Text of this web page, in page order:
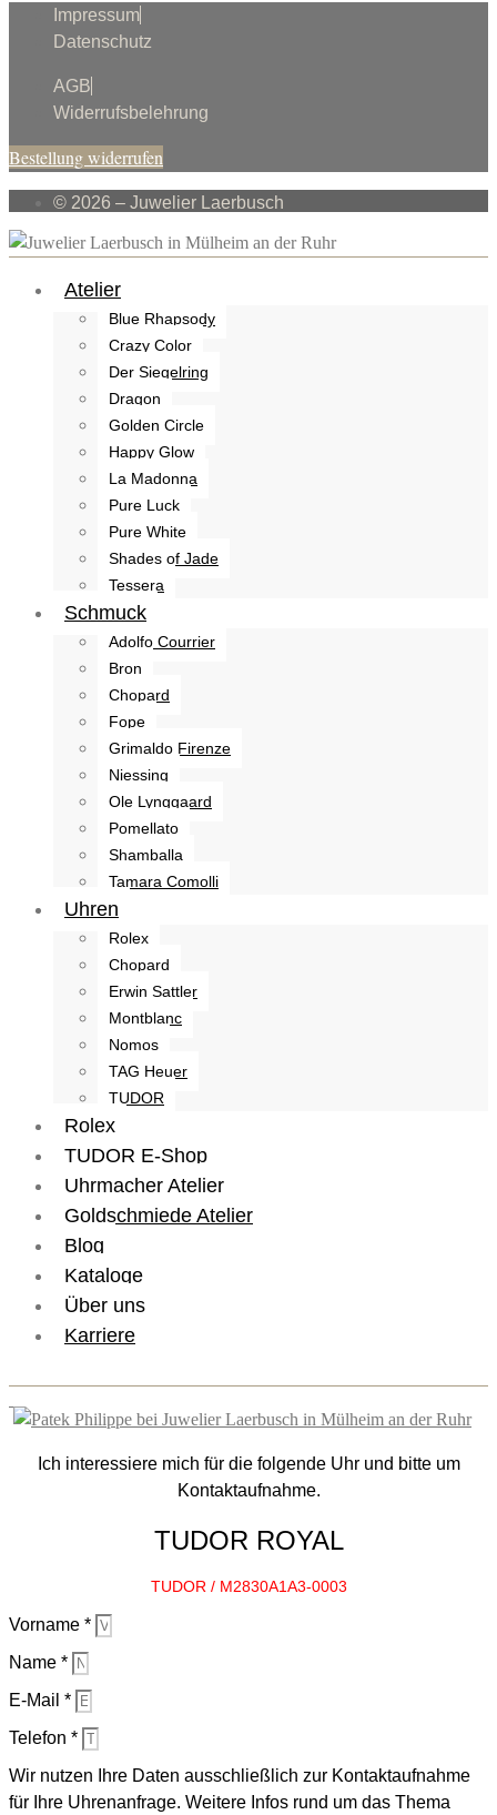
Impressum
Datenschutz
AGB
Widerrufsbelehrung
Bestellung widerrufen
© 2026 – Juwelier Laerbusch
Atelier
Blue Rhapsody
Crazy Color
Der Siegelring
Dragon
Golden Circle
Happy Glow
La Madonna
Pure Luck
Pure White
Shades of Jade
Tessera
Schmuck
Adolfo Courrier
Bron
Chopard
Fope
Grimaldo Firenze
Niessing
Ole Lynggaard
Pomellato
Shamballa
Tamara Comolli
Uhren
Rolex
Chopard
Erwin Sattler
Montblanc
Nomos
TAG Heuer
TUDOR
Rolex
TUDOR E-Shop
Uhrmacher Atelier
Goldschmiede Atelier
Blog
Kataloge
Über uns
Karriere
Ich interessiere mich für die folgende Uhr und bitte um
Kontaktaufnahme.
TUDOR ROYAL
TUDOR / M2830A1A3-0003
Vorname *
Name *
E-Mail *
Telefon *
Wir nutzen Ihre Daten ausschließlich zur Kontaktaufnahme
für Ihre Uhrenanfrage. Weitere Infos rund um das Thema